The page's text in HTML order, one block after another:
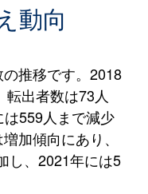
動向
推移です。2018
出者数は73人
は559人まで減少
加傾向にあり、
し、2021年には5